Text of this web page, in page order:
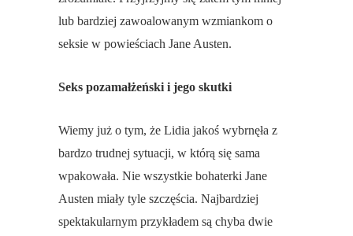
lub bardziej zawoalowanym wzmiankom o
seksie w powieściach Jane Austen.
Seks pozamałżeński i jego skutki
Wiemy już o tym, że Lidia jakoś wybrnęła z
bardzo trudnej sytuacji, w którą się sama
wpakowała. Nie wszystkie bohaterki Jane
Austen miały tyle szczęścia. Najbardziej
spektakularnym przykładem są chyba dwie